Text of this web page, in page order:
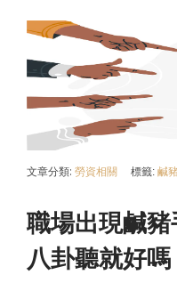
文章分類: 勞資相關 標籤: 鹹
職場出現鹹
八卦聽就好嗎